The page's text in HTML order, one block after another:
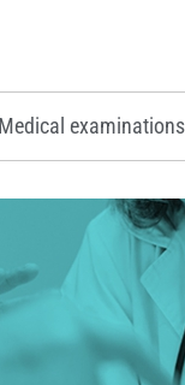
Medical examinations